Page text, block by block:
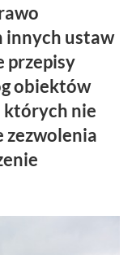
innych ustaw
przepisy
obiektów
których nie
zezwolenia